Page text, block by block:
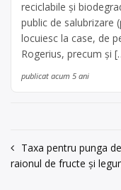
reciclabile și
public de salubrizare
locuiesc la case, de
Rogerius, precum și
publicat acum 5 ani
Navigare
în
Taxa pentru punga
raionul de fructe și